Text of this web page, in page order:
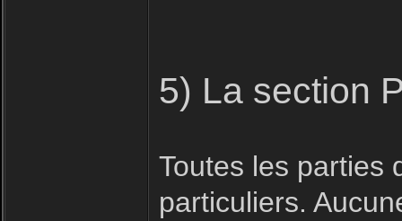
5) La section
Toutes les parties
particuliers.